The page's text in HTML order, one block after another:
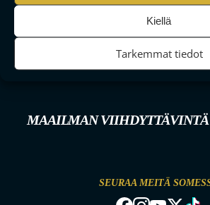
Kiellä
Tarkemmat tiedot
MAAILMAN VIIHDYTTÄVINTÄ
SEURAA MEITÄ